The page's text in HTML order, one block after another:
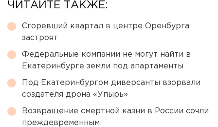
ЧИТАЙТЕ ТАКЖЕ:
Сгоревший квартал в центре Оренбурга
застроят
Федеральные компании не могут найти в
Екатеринбурге земли под апартаменты
Под Екатеринбургом диверсанты взорвали
создателя дрона «Упырь»
Возвращение смертной казни в России сочли
преждевременным